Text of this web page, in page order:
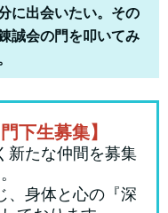
に出会いたい。その
誠会の門を叩いてみ
下生募集】
新たな仲間を募集
、身体と心の『深